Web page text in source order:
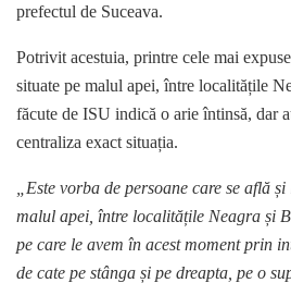
prefectul de Suceava.
Potrivit acestuia, printre cele mai
situate pe malul apei, între localitățile
făcute de ISU indică o arie întinsă, dar
centraliza exact situația.
„Este vorba de persoane care se află
malul apei, între localitățile Neagra și
pe care le avem în acest moment prin
de cate pe stânga și pe dreapta, pe o